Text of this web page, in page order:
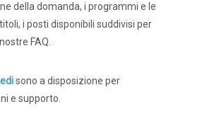
della domanda, i programmi e le
i posti disponibili suddivisi per
FAQ.
sono a disposizione per
e supporto.